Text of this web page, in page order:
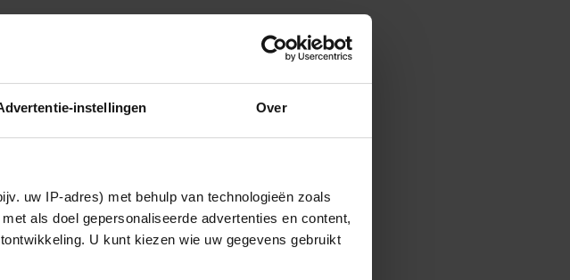
instellingen Over
uw IP-adres) met behulp van technologieën zoals
als doel gepersonaliseerde advertenties en content,
U kunt kiezen wie uw gegevens gebruikt